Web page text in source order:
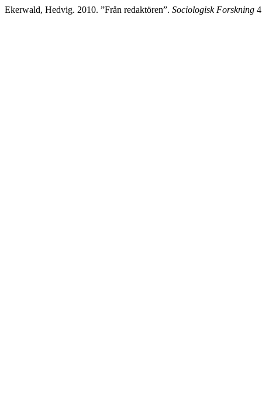
Ekerwald, Hedvig. 2010. ”Från redaktören”. Sociologisk Forskning